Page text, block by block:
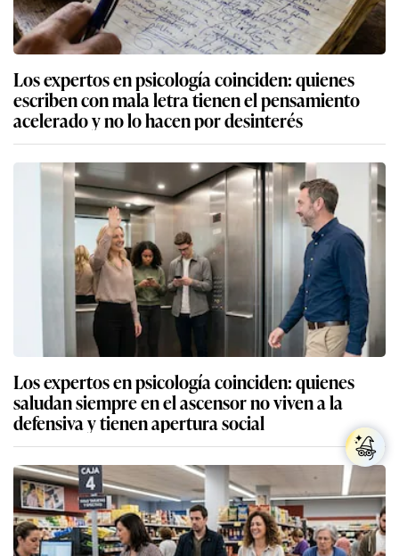
Los expertos en psicología coinciden: quienes
escriben con mala letra tienen el pensamiento
acelerado y no lo hacen por desinterés
Los expertos en psicología coinciden: quienes
saludan siempre en el ascensor no viven a la
defensiva y tienen apertura social